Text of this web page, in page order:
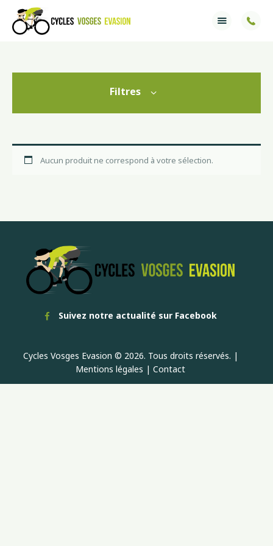
Services
Informations
Aucun produit ne correspond à votre sélection.
Filtres
Suivez notre actualité sur Facebook
Cycles Vosges Evasion © 2026. Tous droits réservés. |
Mentions légales | Contact